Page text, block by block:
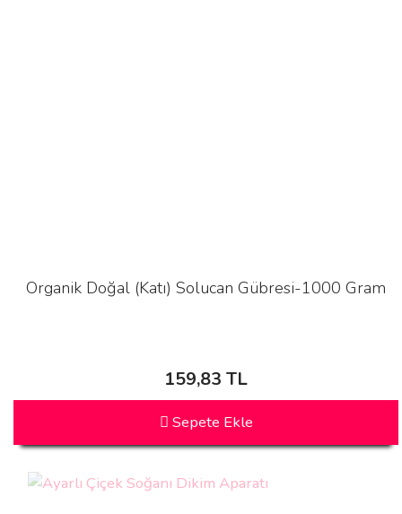
Organik Doğal (Katı) Solucan Gübresi-1000 Gram
159,83 TL
Sepete Ekle